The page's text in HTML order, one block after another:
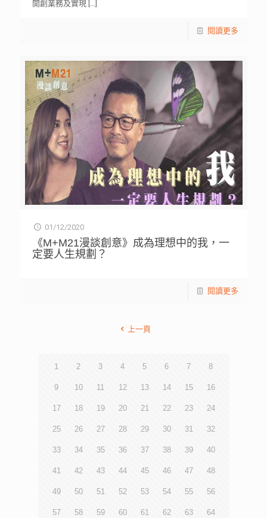
開創業務及實現[…]
閱讀更多
01/12/2020
《M+M21漫談創意》成為理想中的我，一
定要人生規劃？
閱讀更多
上一頁
1 2 3 4 5 6 7 8
9 10 11 12 13 14 15 16
17 18 19 20 21 22 23 24
25 26 27 28 29 30 31 32
33 34 35 36 37 38 39 40
41 42 43 44 45 46 47 48
49 50 51 52 53 54 55 56
57 58 59 60 61 62 63 64